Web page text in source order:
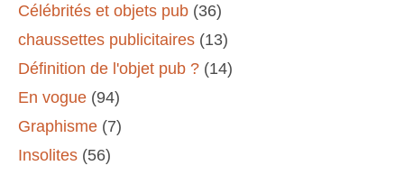
Célébrités et objets pub (36)
chaussettes publicitaires (13)
Définition de l'objet pub ? (14)
En vogue (94)
Graphisme (7)
Insolites (56)